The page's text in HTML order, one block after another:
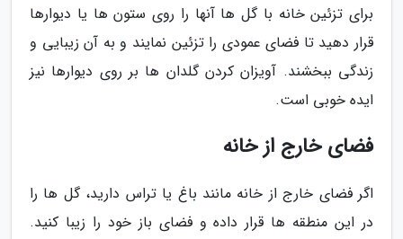
برای تزئین خانه با گل ها آنها را روی ستون ها یا دیوارها
قرار دهید تا فضای عمودی را تزئین نمایند و به آن زیبایی و
زندگی ببخشند. آویزان کردن گلدان ها بر روی دیوارها نیز
ایده خوبی است.
فضای خارج از خانه
اگر فضای خارج از خانه مانند باغ یا تراس دارید، گل ها را
در این منطقه ها قرار داده و فضای باز خود را زیبا کنید.